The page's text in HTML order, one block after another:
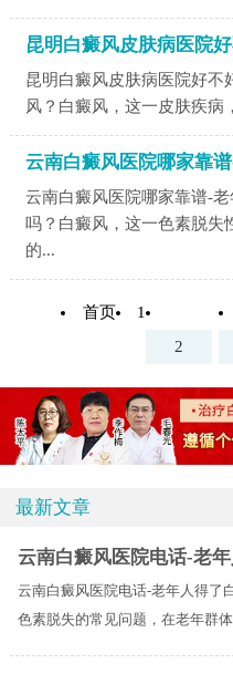
昆明白癜风皮肤病医院
昆明白癜风皮肤病医院好不
风？白癜风，这一皮肤疾病
云南白癜风医院哪家靠
云南白癜风医院哪家靠谱-
吗？白癜风，这一色素脱失
的...
首页
1
2
最新文章
云南白癜风医院电话-老
云南白癜风医院电话-老年人得了
色素脱失的常见问题，在老年群